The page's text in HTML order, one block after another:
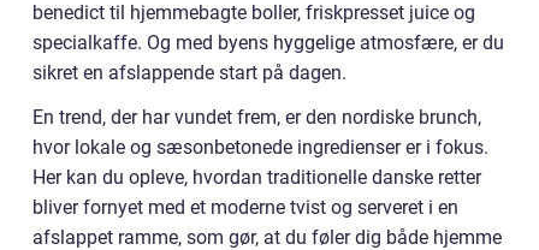
benedict til hjemmebagte boller, friskpresset juice og
specialkaffe. Og med byens hyggelige atmosfære, er du
sikret en afslappende start på dagen.
En trend, der har vundet frem, er den nordiske brunch,
hvor lokale og sæsonbetonede ingredienser er i fokus.
Her kan du opleve, hvordan traditionelle danske retter
bliver fornyet med et moderne tvist og serveret i en
afslappet ramme, som gør, at du føler dig både hjemme